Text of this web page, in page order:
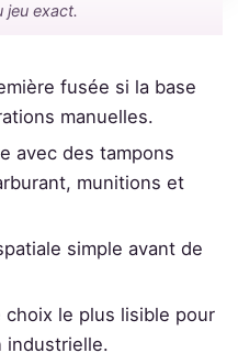
jeu exact.
fusée si la base
manuelles.
avec des tampons
munitions et
simple avant de
le plus lisible pour
industrielle.